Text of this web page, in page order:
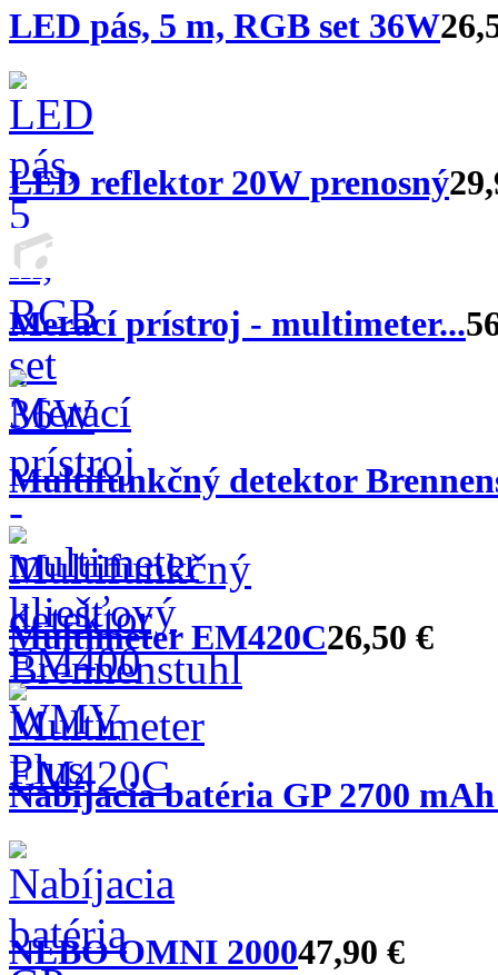
LED pás, 5 m, RGB set 36W
LED reflektor 20W prenosný
Merací prístroj - multimeter...
Multifunkčný detektor
Multimeter EM420C26,50 €
Nabíjacia batéria GP 2700
NEBO OMNI 200047,90 €